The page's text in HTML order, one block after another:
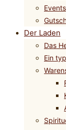
Events
Der Laden
Das
Ein